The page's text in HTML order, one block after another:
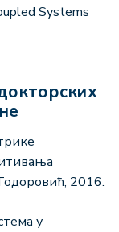
Systems
2016.
у